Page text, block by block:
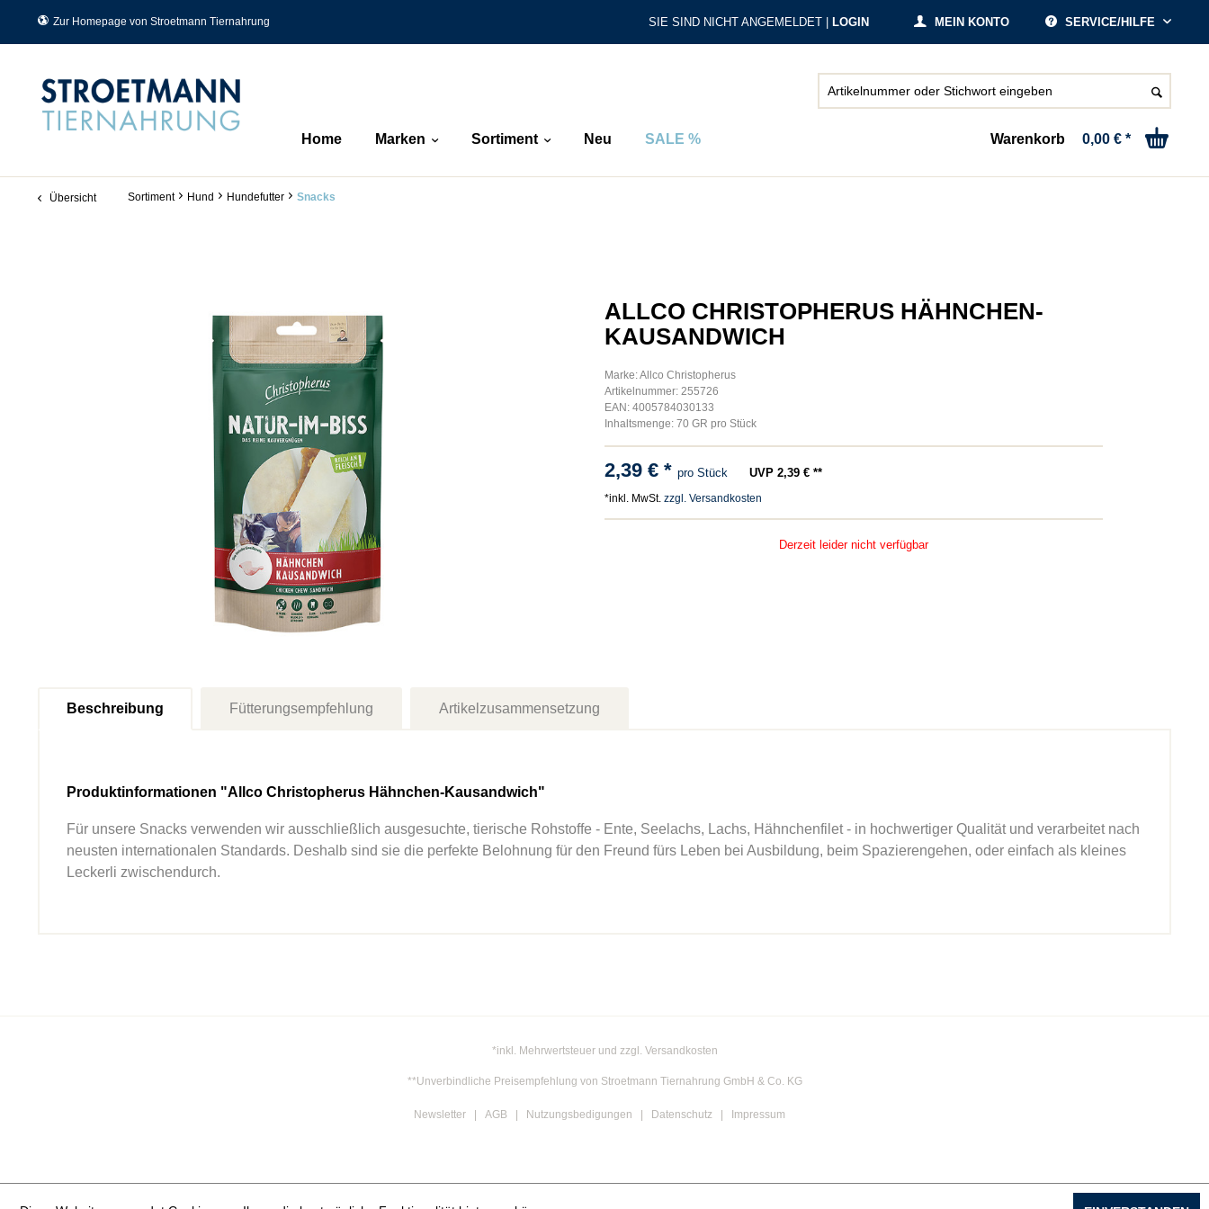
Zur Homepage von Stroetmann Tiernahrung SERVICE/HILFE
MEIN KONTO
SIE SIND NICHT ANGEMELDET | LOGIN
Home Marken Sortiment Neu SALE % Warenkorb 0,00 € *
Übersicht Sortiment Hund Hundefutter Snacks
ALLCO CHRISTOPHERUS HÄHNCHEN-
KAUSANDWICH
Marke: Allco Christopherus
Artikelnummer: 255726
EAN: 4005784030133
Inhaltsmenge: 70 GR pro Stück
2,39 € * pro Stück UVP 2,39 € **
*inkl. MwSt. zzgl. Versandkosten
Derzeit leider nicht verfügbar
Beschreibung Fütterungsempfehlung Artikelzusammensetzung
Produktinformationen "Allco Christopherus Hähnchen-Kausandwich"
Für unsere Snacks verwenden wir ausschließlich ausgesuchte, tierische Rohstoffe - Ente, Seelachs, Lachs, Hähnchenfilet - in hochwertiger Qualität und verarbeitet nach
neusten internationalen Standards. Deshalb sind sie die perfekte Belohnung für den Freund fürs Leben bei Ausbildung, beim Spazierengehen, oder einfach als kleines
Leckerli zwischendurch.
*inkl. Mehrwertsteuer und zzgl. Versandkosten
**Unverbindliche Preisempfehlung von Stroetmann Tiernahrung GmbH & Co. KG
Newsletter AGB Nutzungsbedigungen Datenschutz Impressum